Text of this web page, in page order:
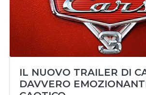
IL NUOVO TRAILER DI
DAVVERO